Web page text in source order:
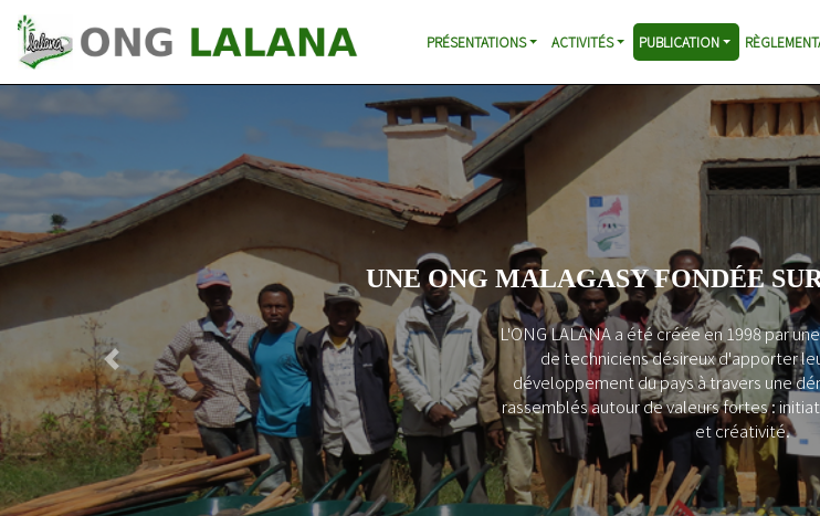
PRÉSENTATIONS ACTIVITÉS PUBLICATION
UNE ONG MALAGASY FONDÉE
L'ONG LALANA a été créée en 1998 par
de techniciens désireux d'apporter
développement du pays à travers une
rassemblés autour de valeurs fortes :
et créativité.
Previous